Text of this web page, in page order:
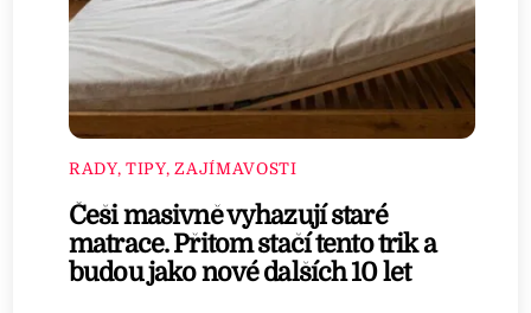
RADY, TIPY, ZAJÍMAVOSTI
Češi masivně vyhazují staré
matrace. Přitom stačí tento trik a
budou jako nové dalších 10 let